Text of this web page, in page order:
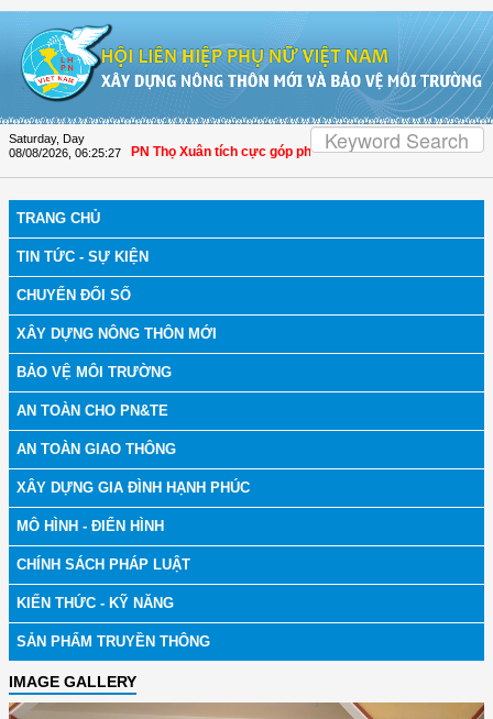
Saturday, Day
08/08/2026 06:25:28
Hóa: Hội LHPN Thọ Xuân tích cực góp phần nâng cao tỷ lệ người dân
TRANG CHỦ
TIN TỨC - SỰ KIỆN
CHUYỂN ĐỔI SỐ
XÂY DỰNG NÔNG THÔN MỚI
BẢO VỆ MÔI TRƯỜNG
AN TOÀN CHO PN&TE
AN TOÀN GIAO THÔNG
XÂY DỰNG GIA ĐÌNH HẠNH PHÚC
MÔ HÌNH - ĐIỂN HÌNH
CHÍNH SÁCH PHÁP LUẬT
KIẾN THỨC - KỸ NĂNG
SẢN PHẨM TRUYỀN THÔNG
IMAGE GALLERY